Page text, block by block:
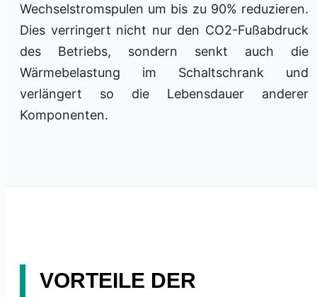
Wechselstromspulen um bis zu 90% reduzieren.
Dies verringert nicht nur den CO2-Fußabdruck
des Betriebs, sondern senkt auch die
Wärmebelastung im Schaltschrank und
verlängert so die Lebensdauer anderer
Komponenten.
VORTEILE DER